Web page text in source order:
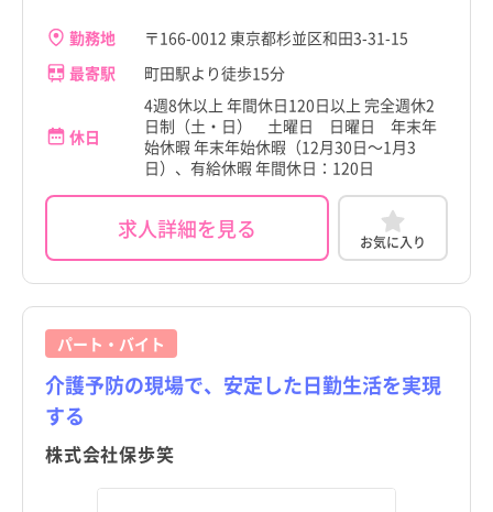
勤務地
〒166-0012 東京都杉並区和田3-31-15
最寄駅
町田駅より徒歩15分
休日
4週8休以上 年間休日120日以上 完全週休2
日制（土・日） 土曜日 日曜日 年末年
始休暇 年末年始休暇（12月30日～1月3
日）、有給休暇 年間休日：120日
求人詳細を見る お気に入り
パート・バイト
介護予防の現場で、安定した日勤生活を実現
する
株式会社保歩笑